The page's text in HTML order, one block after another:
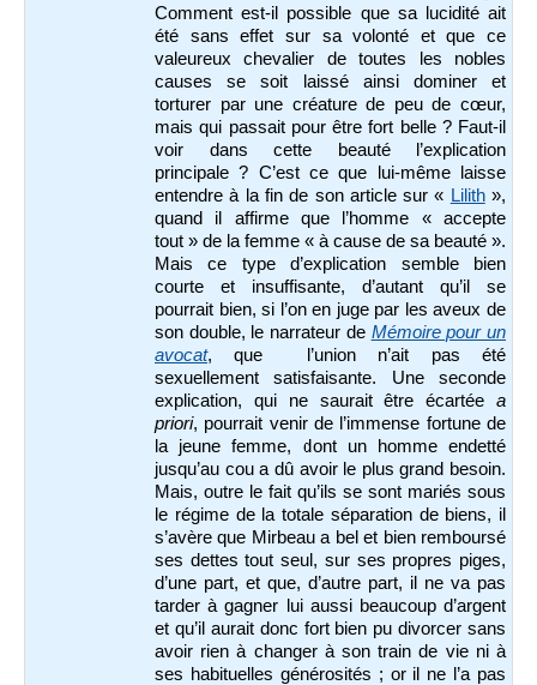
Comment est-il possible que sa lucidité ait
été sans effet sur sa volonté et que ce
valeureux chevalier de toutes les nobles
causes se soit laissé ainsi dominer et
torturer par une créature de peu de cœur,
mais qui passait pour être fort belle ? Faut-il
voir dans cette beauté l’explication
principale ? C’est ce que lui-même laisse
entendre à la fin de son article sur « Lilith»,
quand il affirme que l’homme « accepte
tout » de la femme « à cause de sa beauté ».
Mais ce type d’explication semble bien
courte et insuffisante, d’autant qu’il se
pourrait bien, si l’on en juge par les aveux de
son double, le narrateur de Mémoire pour un
avocat, que l’union n’ait pas été
sexuellement satisfaisante. Une seconde
explication, qui ne saurait être écartée a
priori, pourrait venir de l’immense fortune de
la jeune femme, dont un homme endetté
jusqu’au cou a dû avoir le plus grand besoin.
Mais, outre le fait qu’ils se sont mariés sous
le régime de la totale séparation de biens, il
s’avère que Mirbeau a bel et bien remboursé
ses dettes tout seul, sur ses propres piges,
d’une part, et que, d’autre part, il ne va pas
tarder à gagner lui aussi beaucoup d’argent
et qu’il aurait donc fort bien pu divorcer sans
avoir rien à changer à son train de vie ni à
ses habituelles générosités ; or il ne l’a pas